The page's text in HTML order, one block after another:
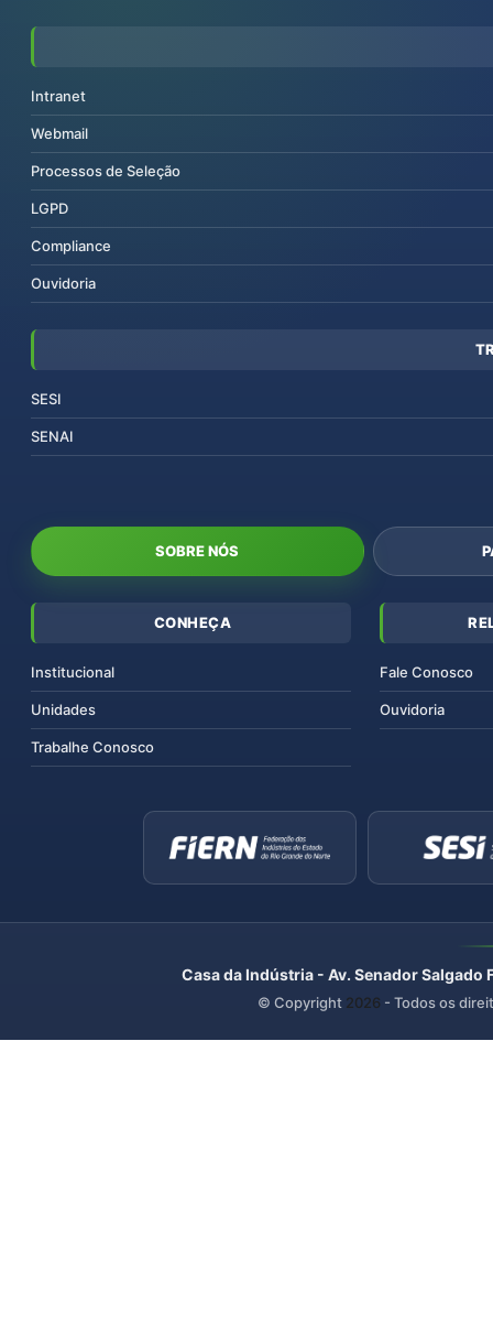
Intranet
Webmail
Processos de Seleção
LGPD
Compliance
Ouvidoria
SESI
SENAI
SOBRE NÓS
CONHEÇA
Institucional
Unidades
Trabalhe Conosco
Fale Conosco
Ouvidoria
Casa da Indústria - Av. Senador
© Copyright 2026 - Todos os